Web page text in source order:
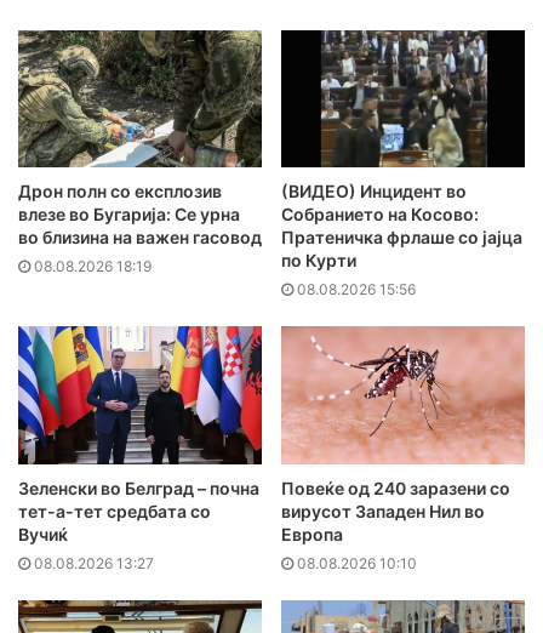
Дрон полн со експлозив
влезе во Бугарија: Се урна
во близина на важен гасовод
08.08.2026 18:19
(ВИДЕО) Инцидент во
Собранието на Косово:
Пратеничка фрлаше со јајца
по Курти
08.08.2026 15:56
Зеленски во Белград – почна
тет-а-тет средбата со
Вучиќ
08.08.2026 13:27
Повеќе од 240 заразени со
вирусот Западен Нил во
Европа
08.08.2026 10:10